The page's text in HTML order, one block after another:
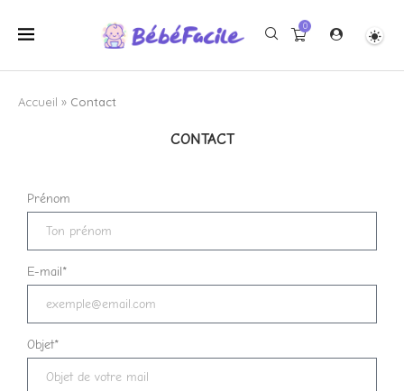
0
Accueil » Contact
CONTACT
Prénom
E-mail*
Objet*